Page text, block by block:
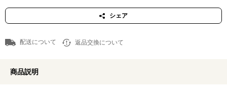
シェア
配送について 返品交換について
商品説明